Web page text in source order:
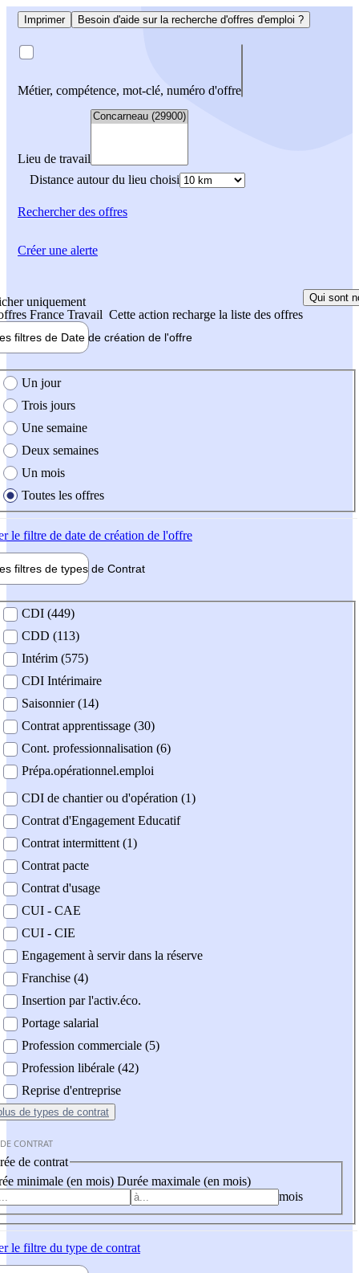
Imprimer Besoin d'aide sur la recherche d'offres d'emploi ?
Métier, compétence, mot-clé, numéro d'offre
Lieu de travail
Distance autour du lieu choisi
Rechercherdes offres
uniquement
France Travail Cette action recharge la liste des offres
Qui sont
filtres de Date de création de l'offre
création de l'offre
Un jour
Trois jours
Une semaine
Deux semaines
Un mois
Toutes les offres
le filtre de date de création de l'offre
filtres de types de Contrat
contrat
CDI (449)
CDD (113)
Intérim (575)
CDI Intérimaire
Saisonnier (14)
Contrat apprentissage (30)
Cont. professionnalisation (6)
Prépa.opérationnel.emploi
CDI de chantier ou d'opération (1)
Contrat d'Engagement Educatif
Contrat intermittent (1)
Contrat pacte
Contrat d'usage
CUI - CAE
CUI - CIE
Engagement à servir dans la réserve
Franchise (4)
Insertion par l'activ.éco.
Portage salarial
Profession commerciale (5)
Profession libérale (42)
Reprise d'entreprise
de types de contrat
CONTRAT
de contrat
minimale (en mois) Durée maximale (en mois)
mois
le filtre du type de contrat
Créer une alerte